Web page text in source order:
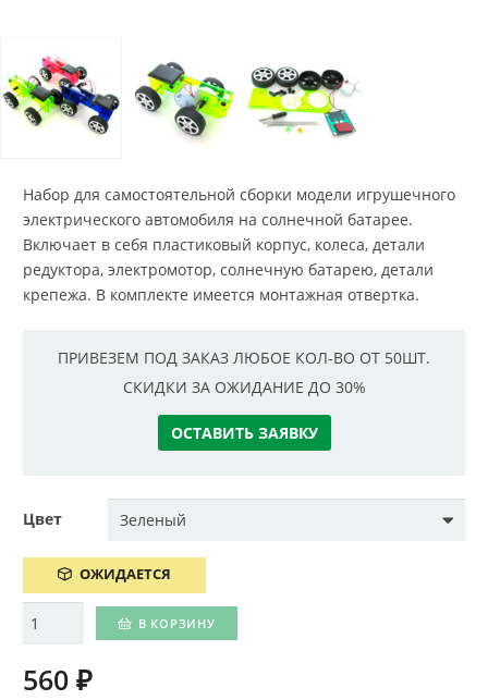
Набор для самостоятельной сборки модели игрушечного
электрического автомобиля на солнечной батарее.
Включает в себя пластиковый корпус, колеса, детали
редуктора, электромотор, солнечную батарею, детали
крепежа. В комплекте имеется монтажная отвертка.
ПРИВЕЗЕМ ПОД ЗАКАЗ ЛЮБОЕ КОЛ-ВО ОТ 50ШТ.
СКИДКИ ЗА ОЖИДАНИЕ ДО 30%
ОСТАВИТЬ ЗАЯВКУ
Цвет
ОЖИДАЕТСЯ
Количество В КОРЗИНУ
560 ₽